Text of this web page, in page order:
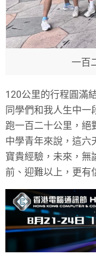
一百
120公里的行程圓滿
同學們和我人生中一
跑一百二十公里，絕
中學青年來說，這六
寶貴經驗，未來，無
前、迎難以上，更有